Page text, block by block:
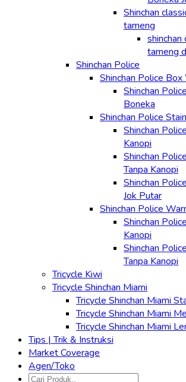
Shinchan
tameng
tameng
Shinchan Police
Shinchan Police Box
Shinchan
Boneka
Shinchan Police
Shinchan
Kanopi
Shinchan
Tanpa Kanopi
Shinchan
Jok Putar
Shinchan Police
Shinchan
Kanopi
Shinchan
Tanpa Kanopi
Tricycle Kiwi
Tricycle Shinchan Miami
Tricycle Shinchan Miami
Tricycle Shinchan Miami
Tricycle Shinchan Miami
Tips | Trik & Instruksi
Market Coverage
Agen/Toko